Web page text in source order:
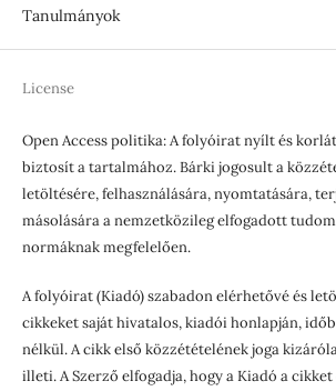
Tanulmányok
License
Open Access politika: A folyóirat nyílt és
biztosít a tartalmához. Bárki jogosult a
letöltésére, felhasználására, nyomtatására,
másolására a nemzetközileg elfogadott
normáknak megfelelően.
A folyóirat (Kiadó) szabadon elérhetővé és
cikkeket saját hivatalos, kiadói honlapján,
nélkül. A cikk első közzétételének joga
illeti. A Szerző elfogadja, hogy a Kiadó a